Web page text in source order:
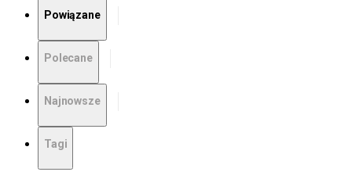
Powiązane
Polecane
Najnowsze
Tagi